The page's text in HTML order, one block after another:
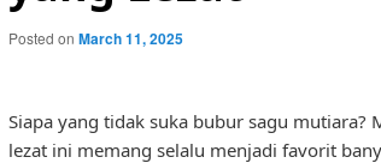
Posted on March 11, 2025
Siapa yang tidak suka bubur sagu mutiara?
lezat ini memang selalu menjadi favorit